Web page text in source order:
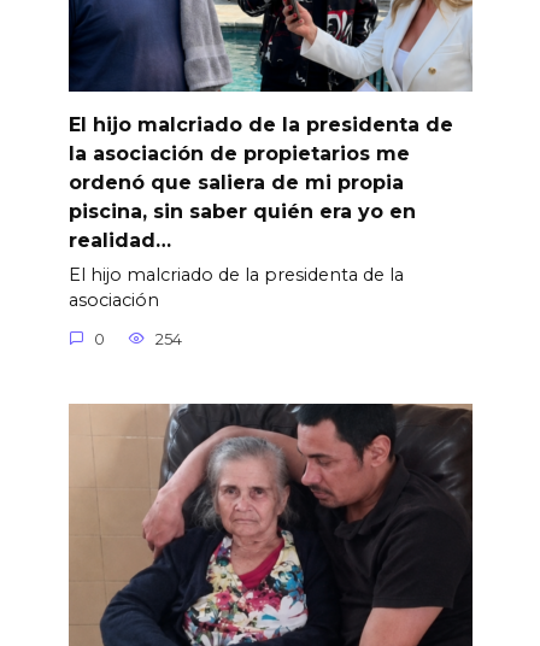
El hijo malcriado de la presidenta de
la asociación de propietarios me
ordenó que saliera de mi propia
piscina, sin saber quién era yo en
realidad…
El hijo malcriado de la presidenta de la
asociación
0 254